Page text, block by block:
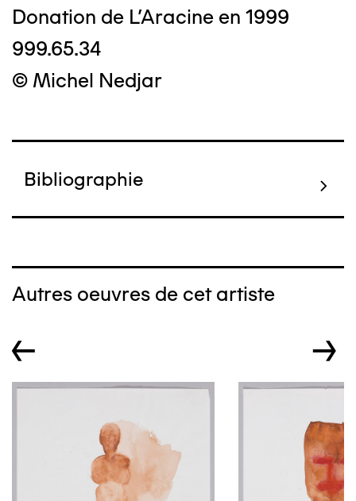
Donation de L'Aracine en 1999
999.65.34
© Michel Nedjar
Bibliographie
Autres oeuvres de cet artiste
← →